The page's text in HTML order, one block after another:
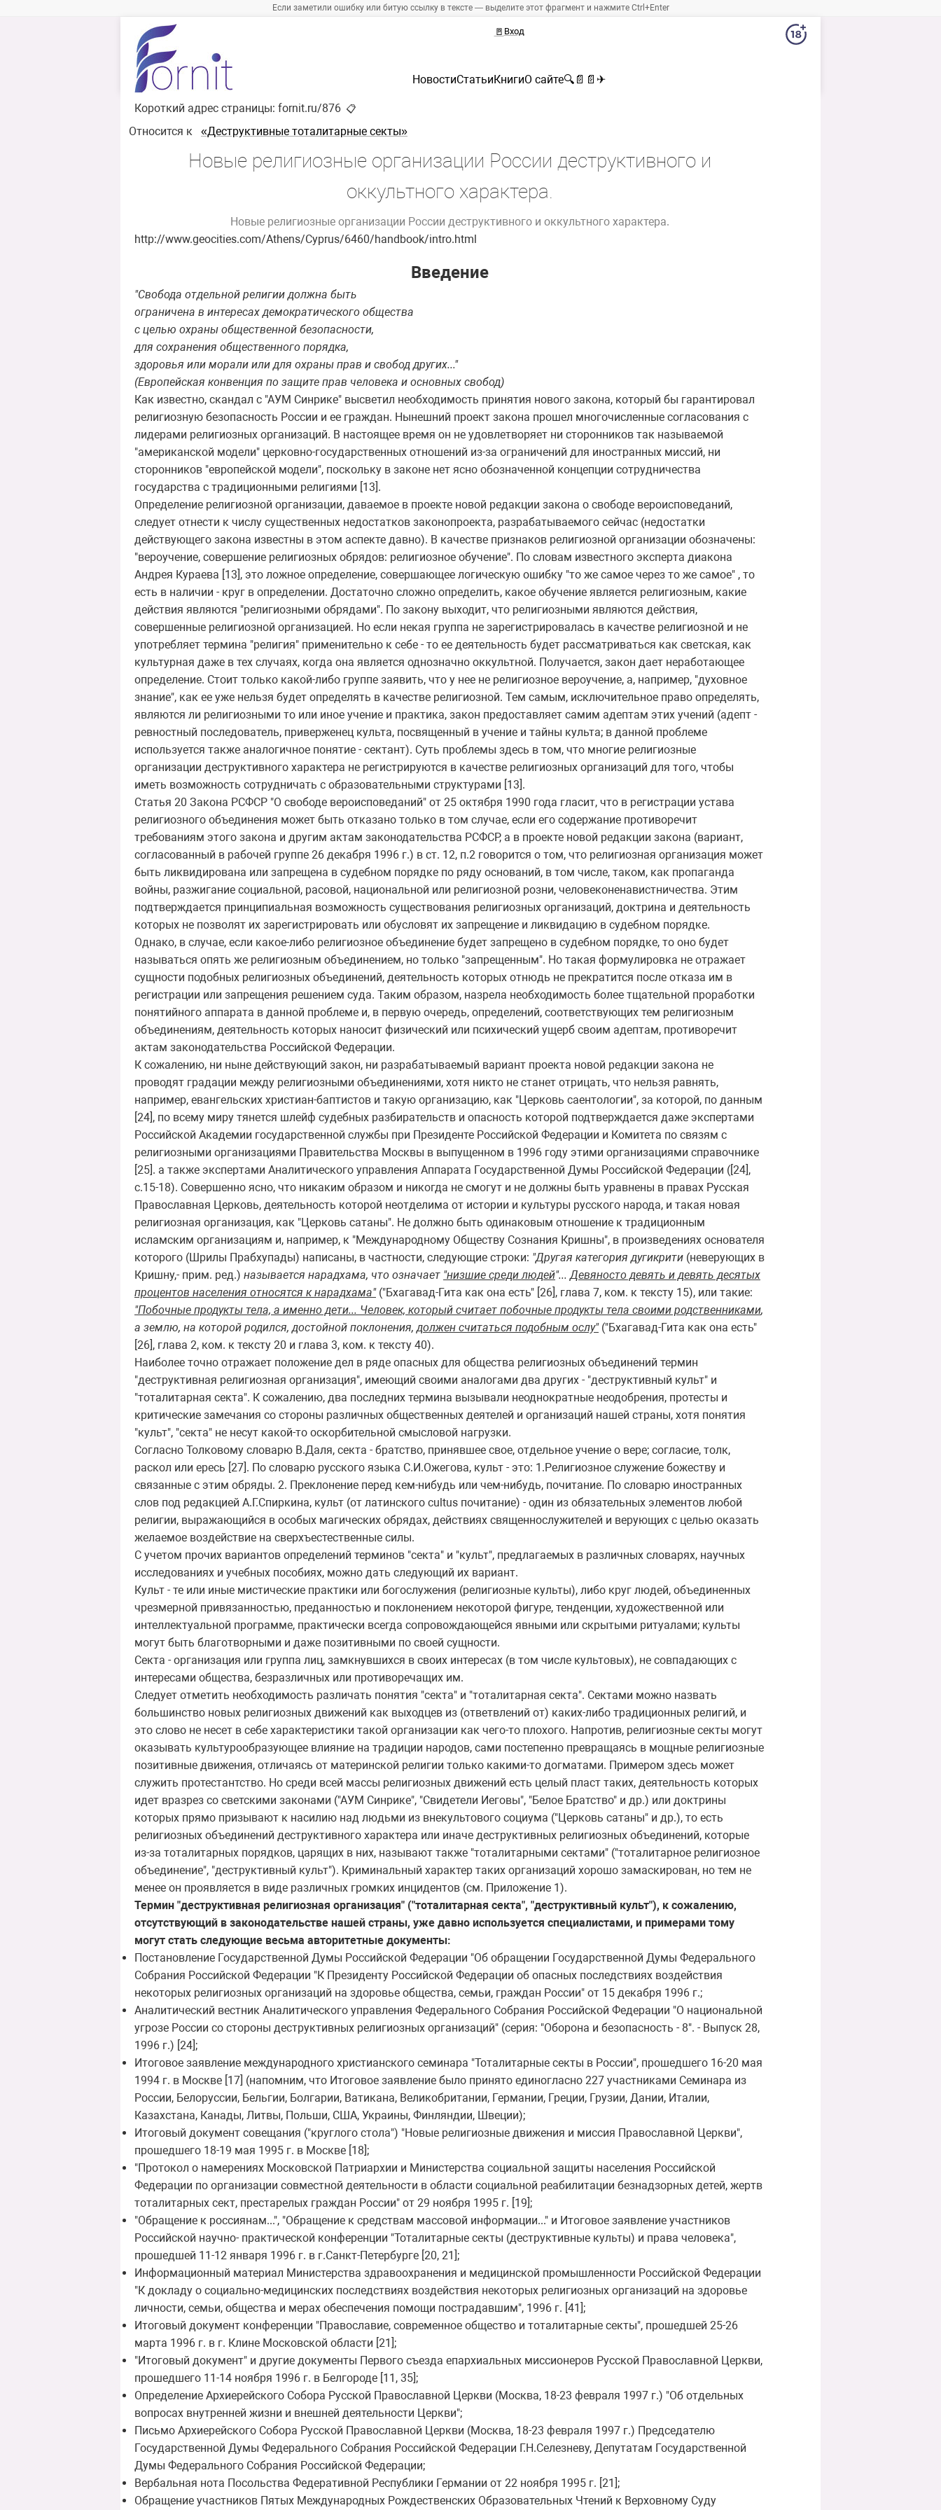
Если заметили ошибку или битую ссылку в тексте — выделите этот фрагмент и нажмите Ctrl+Enter
🚪 Вход
НовостиСтатьиКнигиО сайте🔍 📄 📄 ✈
Короткий адрес страницы: fornit.ru/876 📋
Относится к «Деструктивные тоталитарные секты»
Новые религиозные организации России деструктивного и
оккультного характера.
Новые религиозные организации России деструктивного и оккультного характера.
http://www.geocities.com/Athens/Cyprus/6460/handbook/intro.html
Введение
"Свобода отдельной религии должна быть
ограничена в интересах демократического общества
с целью охраны общественной безопасности,
для сохранения общественного порядка,
здоровья или морали или для охраны прав и свобод других..."
(Европейская конвенция по защите прав человека и основных свобод)
Как известно, скандал с "АУМ Синрике" высветил необходимость принятия нового закона, который бы гарантировал
религиозную безопасность России и ее граждан. Нынешний проект закона прошел многочисленные согласования с
лидерами религиозных организаций. В настоящее время он не удовлетворяет ни сторонников так называемой
"американской модели" церковно-государственных отношений из-за ограничений для иностранных миссий, ни
сторонников "европейской модели", поскольку в законе нет ясно обозначенной концепции сотрудничества
государства с традиционными религиями [13].
Определение религиозной организации, даваемое в проекте новой редакции закона о свободе вероисповеданий,
следует отнести к числу существенных недостатков законопроекта, разрабатываемого сейчас (недостатки
действующего закона известны в этом аспекте давно). В качестве признаков религиозной организации обозначены:
"вероучение, совершение религиозных обрядов: религиозное обучение". По словам известного эксперта диакона
Андрея Кураева [13], это ложное определение, совершающее логическую ошибку "то же самое через то же самое" , то
есть в наличии - круг в определении. Достаточно сложно определить, какое обучение является религиозным, какие
действия являются "религиозными обрядами". По закону выходит, что религиозными являются действия,
совершенные религиозной организацией. Но если некая группа не зарегистрировалась в качестве религиозной и не
употребляет термина "религия" применительно к себе - то ее деятельность будет рассматриваться как светская, как
культурная даже в тех случаях, когда она является однозначно оккультной. Получается, закон дает неработающее
определение. Стоит только какой-либо группе заявить, что у нее не религиозное вероучение, а, например, "духовное
знание", как ее уже нельзя будет определять в качестве религиозной. Тем самым, исключительное право определять,
являются ли религиозными то или иное учение и практика, закон предоставляет самим адептам этих учений (адепт -
ревностный последователь, приверженец культа, посвященный в учение и тайны культа; в данной проблеме
используется также аналогичное понятие - сектант). Суть проблемы здесь в том, что многие религиозные
организации деструктивного характера не регистрируются в качестве религиозных организаций для того, чтобы
иметь возможность сотрудничать с образовательными структурами [13].
Статья 20 Закона РСФСР "О свободе вероисповеданий" от 25 октября 1990 года гласит, что в регистрации устава
религиозного объединения может быть отказано только в том случае, если его содержание противоречит
требованиям этого закона и другим актам законодательства РСФСР, а в проекте новой редакции закона (вариант,
согласованный в рабочей группе 26 декабря 1996 г.) в ст. 12, п.2 говорится о том, что религиозная организация может
быть ликвидирована или запрещена в судебном порядке по ряду оснований, в том числе, таком, как пропаганда
войны, разжигание социальной, расовой, национальной или религиозной розни, человеконенавистничества. Этим
подтверждается принципиальная возможность существования религиозных организаций, доктрина и деятельность
которых не позволят их зарегистрировать или обусловят их запрещение и ликвидацию в судебном порядке.
Однако, в случае, если какое-либо религиозное объединение будет запрещено в судебном порядке, то оно будет
называться опять же религиозным объединением, но только "запрещенным". Но такая формулировка не отражает
сущности подобных религиозных объединений, деятельность которых отнюдь не прекратится после отказа им в
регистрации или запрещения решением суда. Таким образом, назрела необходимость более тщательной проработки
понятийного аппарата в данной проблеме и, в первую очередь, определений, соответствующих тем религиозным
объединениям, деятельность которых наносит физический или психический ущерб своим адептам, противоречит
актам законодательства Российской Федерации.
К сожалению, ни ныне действующий закон, ни разрабатываемый вариант проекта новой редакции закона не
проводят градации между религиозными объединениями, хотя никто не станет отрицать, что нельзя равнять,
например, евангельских христиан-баптистов и такую организацию, как "Церковь саентологии", за которой, по данным
[24], по всему миру тянется шлейф судебных разбирательств и опасность которой подтверждается даже экспертами
Российской Академии государственной службы при Президенте Российской Федерации и Комитета по связям с
религиозными организациями Правительства Москвы в выпущенном в 1996 году этими организациями справочнике
[25]. а также экспертами Аналитического управления Аппарата Государственной Думы Российской Федерации ([24],
с.15-18). Совершенно ясно, что никаким образом и никогда не смогут и не должны быть уравнены в правах Русская
Православная Церковь, деятельность которой неотделима от истории и культуры русского народа, и такая новая
религиозная организация, как "Церковь сатаны". Не должно быть одинаковым отношение к традиционным
исламским организациям и, например, к "Международному Обществу Сознания Кришны", в произведениях основателя
которого (Шрилы Прабхупады) написаны, в частности, следующие строки: "Другая категория дугикрити (неверующих в
Кришну,- прим. ред.) называется нарадхама, что означает "низшие среди людей"...Девяносто девять и девять десятых
процентов населения относятся к нарадхама"("Бхагавад-Гита как она есть" [26], глава 7, ком. к тексту 15), или такие:
"Побочные продукты тела, а именно дети... Человек, который считает побочные продукты тела своими родственниками,
а землю, на которой родился, достойной поклонения,должен считаться подобным ослу"("Бхагавад-Гита как она есть"
[26], глава 2, ком. к тексту 20 и глава 3, ком. к тексту 40).
Наиболее точно отражает положение дел в ряде опасных для общества религиозных объединений термин
"деструктивная религиозная организация", имеющий своими аналогами два других - "деструктивный культ" и
"тоталитарная секта". К сожалению, два последних термина вызывали неоднократные неодобрения, протесты и
критические замечания со стороны различных общественных деятелей и организаций нашей страны, хотя понятия
"культ", "секта" не несут какой-то оскорбительной смысловой нагрузки.
Согласно Толковому словарю В.Даля, секта - братство, принявшее свое, отдельное учение о вере; согласие, толк,
раскол или ересь [27]. По словарю русского языка С.И.Ожегова, культ - это: 1.Религиозное служение божеству и
связанные с этим обряды. 2. Преклонение перед кем-нибудь или чем-нибудь, почитание. По словарю иностранных
слов под редакцией А.Г.Спиркина, культ (от латинского cultus почитание) - один из обязательных элементов любой
религии, выражающийся в особых магических обрядах, действиях священнослужителей и верующих с целью оказать
желаемое воздействие на сверхъестественные силы.
С учетом прочих вариантов определений терминов "секта" и "культ", предлагаемых в различных словарях, научных
исследованиях и учебных пособиях, можно дать следующий их вариант.
Культ - те или иные мистические практики или богослужения (религиозные культы), либо круг людей, объединенных
чрезмерной привязанностью, преданностью и поклонением некоторой фигуре, тенденции, художественной или
интеллектуальной программе, практически всегда сопровождающейся явными или скрытыми ритуалами; культы
могут быть благотворными и даже позитивными по своей сущности.
Секта - организация или группа лиц, замкнувшихся в своих интересах (в том числе культовых), не совпадающих с
интересами общества, безразличных или противоречащих им.
Следует отметить необходимость различать понятия "секта" и "тоталитарная секта". Сектами можно назвать
большинство новых религиозных движений как выходцев из (ответвлений от) каких-либо традиционных религий, и
это слово не несет в себе характеристики такой организации как чего-то плохого. Напротив, религиозные секты могут
оказывать культурообразующее влияние на традиции народов, сами постепенно превращаясь в мощные религиозные
позитивные движения, отличаясь от материнской религии только какими-то догматами. Примером здесь может
служить протестантство. Но среди всей массы религиозных движений есть целый пласт таких, деятельность которых
идет вразрез со светскими законами ("АУМ Синрике", "Свидетели Иеговы", "Белое Братство" и др.) или доктрины
которых прямо призывают к насилию над людьми из внекультового социума ("Церковь сатаны" и др.), то есть
религиозных объединений деструктивного характера или иначе деструктивных религиозных объединений, которые
из-за тоталитарных порядков, царящих в них, называют также "тоталитарными сектами" ("тоталитарное религиозное
объединение", "деструктивный культ"). Криминальный характер таких организаций хорошо замаскирован, но тем не
менее он проявляется в виде различных громких инцидентов (см. Приложение 1).
Термин "деструктивная религиозная организация" ("тоталитарная секта", "деструктивный культ"), к сожалению,
отсутствующий в законодательстве нашей страны, уже давно используется специалистами, и примерами тому
могут стать следующие весьма авторитетные документы:
Постановление Государственной Думы Российской Федерации "Об обращении Государственной Думы Федерального
Собрания Российской Федерации "К Президенту Российской Федерации об опасных последствиях воздействия
некоторых религиозных организаций на здоровье общества, семьи, граждан России" от 15 декабря 1996 г.;
Аналитический вестник Аналитического управления Федерального Собрания Российской Федерации "О национальной
угрозе России со стороны деструктивных религиозных организаций" (серия: "Оборона и безопасность - 8". - Выпуск 28,
1996 г.) [24];
Итоговое заявление международного христианского семинара "Тоталитарные секты в России", прошедшего 16-20 мая
1994 г. в Москве [17] (напомним, что Итоговое заявление было принято единогласно 227 участниками Семинара из
России, Белоруссии, Бельгии, Болгарии, Ватикана, Великобритании, Германии, Греции, Грузии, Дании, Италии,
Казахстана, Канады, Литвы, Польши, США, Украины, Финляндии, Швеции);
Итоговый документ совещания ("круглого стола") "Новые религиозные движения и миссия Православной Церкви",
прошедшего 18-19 мая 1995 г. в Москве [18];
"Протокол о намерениях Московской Патриархии и Министерства социальной защиты населения Российской
Федерации по организации совместной деятельности в области социальной реабилитации безнадзорных детей, жертв
тоталитарных сект, престарелых граждан России" от 29 ноября 1995 г. [19];
"Обращение к россиянам...", "Обращение к средствам массовой информации..." и Итоговое заявление участников
Российской научно- практической конференции "Тоталитарные секты (деструктивные культы) и права человека",
прошедшей 11-12 января 1996 г. в г.Санкт-Петербурге [20, 21];
Информационный материал Министерства здравоохранения и медицинской промышленности Российской Федерации
"К докладу о социально-медицинских последствиях воздействия некоторых религиозных организаций на здоровье
личности, семьи, общества и мерах обеспечения помощи пострадавшим", 1996 г. [41];
Итоговый документ конференции "Православие, современное общество и тоталитарные секты", прошедшей 25-26
марта 1996 г. в г. Клине Московской области [21];
"Итоговый документ" и другие документы Первого съезда епархиальных миссионеров Русской Православной Церкви,
прошедшего 11-14 ноября 1996 г. в Белгороде [11, 35];
Определение Архиерейского Собора Русской Православной Церкви (Москва, 18-23 февраля 1997 г.) "Об отдельных
вопросах внутренней жизни и внешней деятельности Церкви";
Письмо Архиерейского Собора Русской Православной Церкви (Москва, 18-23 февраля 1997 г.) Председателю
Государственной Думы Федерального Собрания Российской Федерации Г.Н.Селезневу, Депутатам Государственной
Думы Федерального Собрания Российской Федерации;
Вербальная нота Посольства Федеративной Республики Германии от 22 ноября 1995 г. [21];
Обращение участников Пятых Международных Рождественских Образовательных Чтений к Верховному Суду